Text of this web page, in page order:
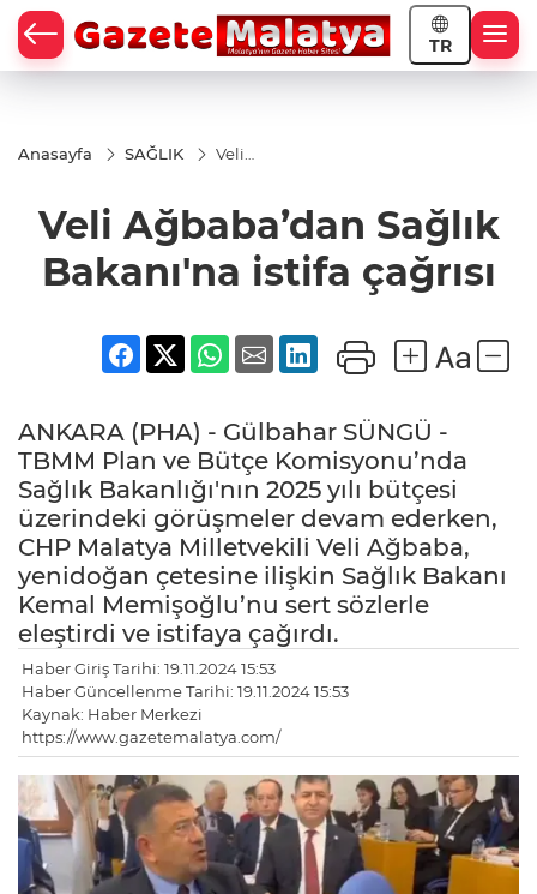
TR
Anasayfa SAĞLIK
Veli
Bakanı'na
istifa çağrısı
Veli Ağbaba’dan Sağlık
Bakanı'na istifa çağrısı
ANKARA (PHA) - Gülbahar SÜNGÜ -
TBMM Plan ve Bütçe Komisyonu’nda
Sağlık Bakanlığı'nın 2025 yılı bütçesi
üzerindeki görüşmeler devam ederken,
CHP Malatya Milletvekili Veli Ağbaba,
yenidoğan çetesine ilişkin Sağlık Bakanı
Kemal Memişoğlu’nu sert sözlerle
eleştirdi ve istifaya çağırdı.
Haber Giriş Tarihi: 19.11.2024 15:53
Haber Güncellenme Tarihi: 19.11.2024 15:53
Kaynak: Haber Merkezi
https://www.gazetemalatya.com/